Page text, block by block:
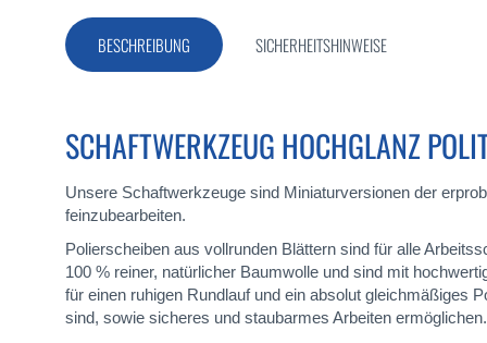
springen
BESCHREIBUNG
SCHAFTWERKZEUG HOCHGLANZ
Unsere Schaftwerkzeuge sind Miniaturversionen der
feinzubearbeiten.
Polierscheiben aus vollrunden Blättern sind für alle
100 % reiner, natürlicher Baumwolle und sind mit
für einen ruhigen Rundlauf und ein absolut gleichmäßiges
sind, sowie sicheres und staubarmes Arbeiten ermöglichen.
SICHERHEITSHINWEISE